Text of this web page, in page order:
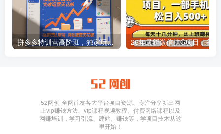
拼多多特训营高阶班，独家玩法赋能，突破运营天花板（更新26年1月）
52网创-全网首发各大平台项目资源、专注分享新出网
上vip赚钱方法、vip课程视频教程、付费网络课程以及
网赚培训，学习引流、建站、赚钱等，学项目技术从这
里开始！